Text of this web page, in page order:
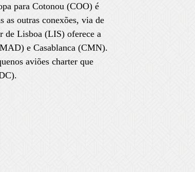
para Cotonou (COO) é
outras conexões, via de
de Lisboa (LIS) oferece a
e Casablanca (CMN).
aviões charter que